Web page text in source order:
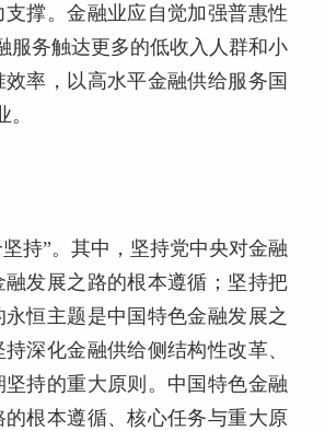
撑。金融业应自觉加强普惠性
服务触达更多的低收入人群和小
率，以高水平金融供给服务国
持”。其中，坚持党中央对金融
发展之路的根本遵循；坚持把
恒主题是中国特色金融发展之
深化金融供给侧结构性改革、
持的重大原则。中国特色金融
根本遵循、核心任务与重大原